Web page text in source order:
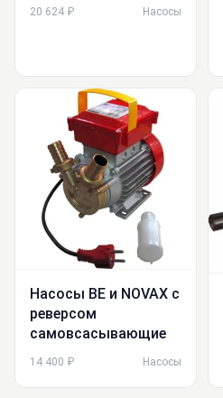
20 624 ₽ Насосы
Насосы BE и NOVAX с
реверсом
самовсасывающие
14 400 ₽ Насосы